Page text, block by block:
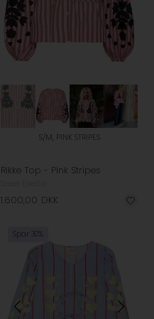
S/M, PINK STRIPES
Rikke Top - Pink Stripes
1.600,00 DKK
Spar 30%